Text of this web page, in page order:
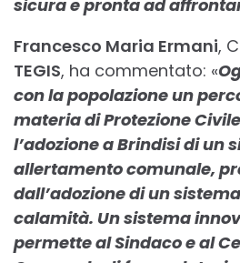
sicura e pronta ad
Francesco Maria Ermani,
TEGIS, ha commentato: «
con la popolazione un
materia di Protezione
l’adozione a Brindisi di un
allertamento comunale,
dall’adozione di un
calamità. Un sistema
permette al Sindaco e al